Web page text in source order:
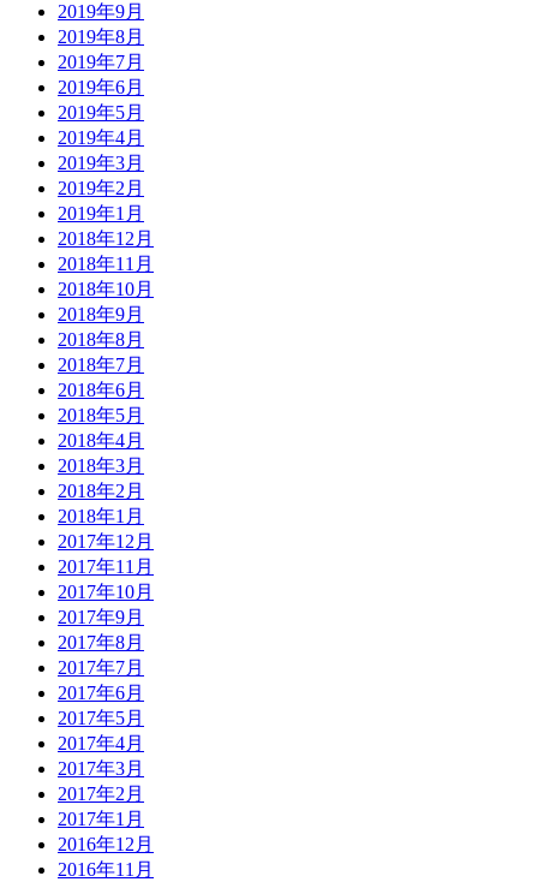
2019年9月
2019年8月
2019年7月
2019年6月
2019年5月
2019年4月
2019年3月
2019年2月
2019年1月
2018年12月
2018年11月
2018年10月
2018年9月
2018年8月
2018年7月
2018年6月
2018年5月
2018年4月
2018年3月
2018年2月
2018年1月
2017年12月
2017年11月
2017年10月
2017年9月
2017年8月
2017年7月
2017年6月
2017年5月
2017年4月
2017年3月
2017年2月
2017年1月
2016年12月
2016年11月